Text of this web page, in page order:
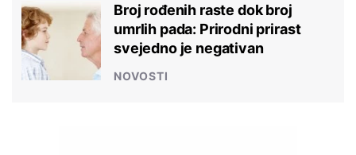
Broj rođenih raste dok broj
umrlih pada: Prirodni prirast
svejedno je negativan
NOVOSTI